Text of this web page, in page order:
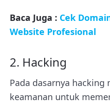
Baca Juga : Cek
Website Profesional
2. Hacking
Pada dasarnya
keamanan untuk